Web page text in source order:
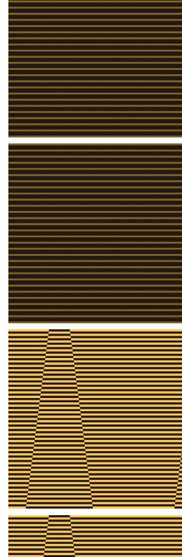
【jpeg】壁紙②（イエロー）
【ai】壁紙②（イエロー）
【jpeg】壁紙①（イエロー）